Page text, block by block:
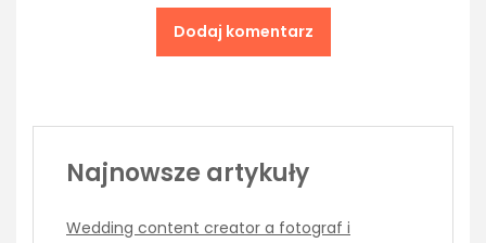
Najnowsze artykuły
Wedding content creator a fotograf i